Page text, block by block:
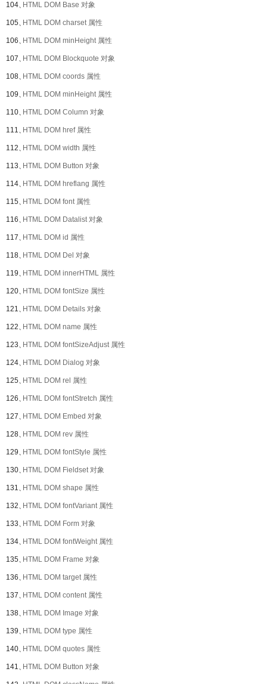
104、HTML DOM Base 对象
105、HTML DOM charset 属性
106、HTML DOM minHeight 属性
107、HTML DOM Blockquote 对象
108、HTML DOM coords 属性
109、HTML DOM minHeight 属性
110、HTML DOM Column 对象
111、HTML DOM href 属性
112、HTML DOM width 属性
113、HTML DOM Button 对象
114、HTML DOM hreflang 属性
115、HTML DOM font 属性
116、HTML DOM Datalist 对象
117、HTML DOM id 属性
118、HTML DOM Del 对象
119、HTML DOM innerHTML 属性
120、HTML DOM fontSize 属性
121、HTML DOM Details 对象
122、HTML DOM name 属性
123、HTML DOM fontSizeAdjust 属性
124、HTML DOM Dialog 对象
125、HTML DOM rel 属性
126、HTML DOM fontStretch 属性
127、HTML DOM Embed 对象
128、HTML DOM rev 属性
129、HTML DOM fontStyle 属性
130、HTML DOM Fieldset 对象
131、HTML DOM shape 属性
132、HTML DOM fontVariant 属性
133、HTML DOM Form 对象
134、HTML DOM fontWeight 属性
135、HTML DOM Frame 对象
136、HTML DOM target 属性
137、HTML DOM content 属性
138、HTML DOM Image 对象
139、HTML DOM type 属性
140、HTML DOM quotes 属性
141、HTML DOM Button 对象